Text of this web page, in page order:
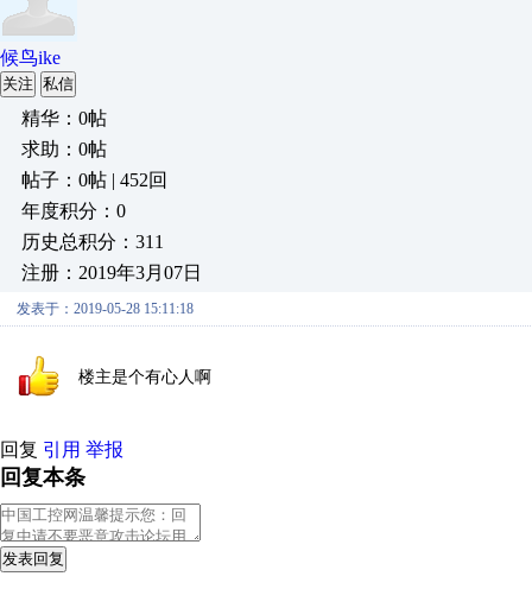
候鸟ike
关注 私信
精华：0帖
求助：0帖
帖子：0帖 | 452回
年度积分：0
历史总积分：311
注册：2019年3月07日
发表于：2019-05-28 15:11:18
楼主是个有心人啊
回复 引用 举报
回复本条
发表回复